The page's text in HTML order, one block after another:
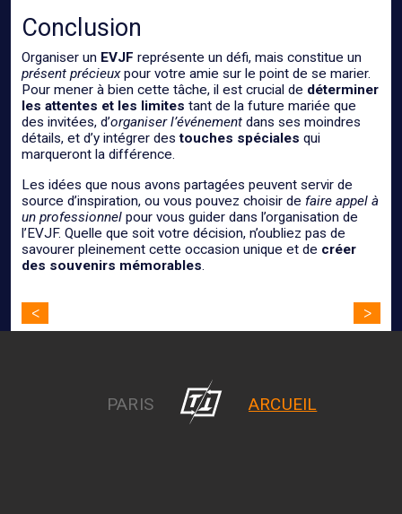
Conclusion
Organiser un EVJF représente un défi, mais constitue un
présent précieuxpour votre amie sur le point de se marier.
Pour mener à bien cette tâche, il est crucial de déterminer
les attentes et les limites tant de la future mariée que
des invitées, d’organiser l’événement dans ses moindres
détails, et d’y intégrer destouches spéciales qui
marqueront la différence.
Les idées que nous avons partagées peuvent servir de
source d’inspiration, ou vous pouvez choisir de faire appel à
un professionnel pour vous guider dans l’organisation de
l’EVJF. Quelle que soit votre décision, n’oubliez pas de
savourer pleinement cette occasion unique et de créer
des souvenirs mémorables.
Navigation
< >
PARIS ARCUEIL